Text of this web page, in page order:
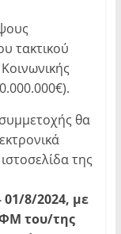
τακτικού
συμμετοχής θα
της
01/8/2024, με
του/της